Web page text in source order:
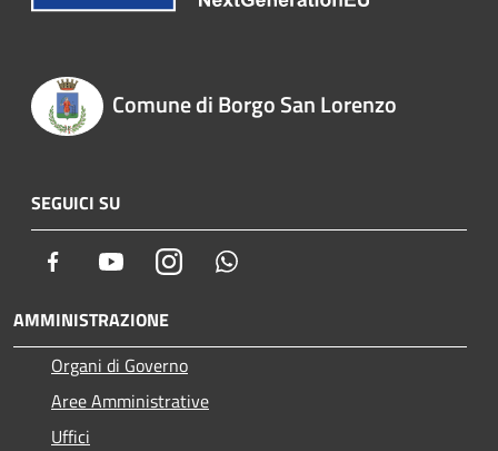
Comune di Borgo San Lorenzo
SEGUICI SU
Facebook YoutubeInstagram
AMMINISTRAZIONE
Organi di Governo
Aree Amministrative
Uffici